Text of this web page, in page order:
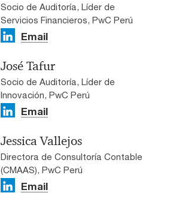
Socio de Auditoría, Líder de
Servicios Financieros, PwC Perú
Email
José Tafur
Socio de Auditoría, Líder de
Innovación, PwC Perú
Email
Jessica Vallejos
Directora de Consultoría Contable
(CMAAS), PwC Perú
Email